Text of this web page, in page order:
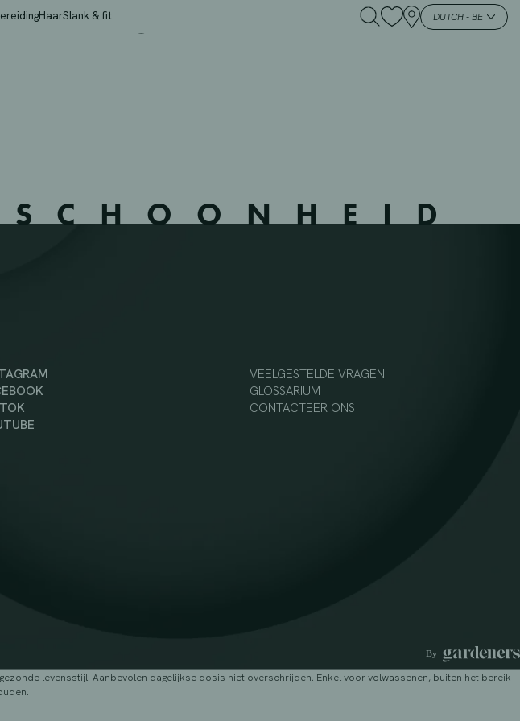
HaarSlank & fit DUTCH - BE
– LU100095 – MER –
VEELGESTELDE VRAGEN
GLOSSARIUM
CONTACTEER ONS
levensstijl. Aanbevolen dagelijkse dosis niet overschrijden. Enkel voor volwassenen, buiten het bereik